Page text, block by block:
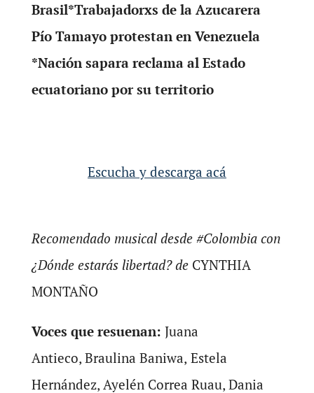
Brasil*Trabajadorxs de la Azucarera
Pío Tamayo protestan en Venezuela
*Nación sapara reclama al Estado
ecuatoriano por su territorio
Escucha y descarga acá
Recomendado musical desde #Colombia con
¿Dónde estarás libertad? de CYNTHIA
MONTAÑO
Voces que resuenan: Juana
Antieco, Braulina Baniwa, Estela
Hernández, Ayelén Correa Ruau, Dania